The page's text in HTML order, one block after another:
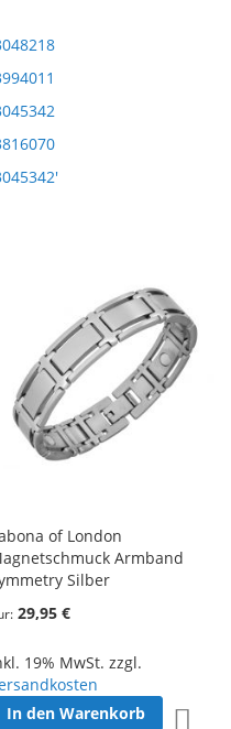
hinzufügen
of London
Armband
Silber
29,95 €
19% MwSt. zzgl.
In den Warenkorb